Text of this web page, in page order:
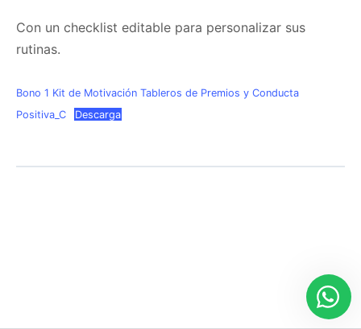
Con un checklist editable para personalizar sus
rutinas.
Bono 1 Kit de Motivación Tableros de Premios y Conducta
Positiva_C
Descarga